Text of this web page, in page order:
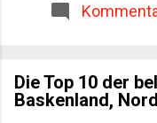
Baskenland Ich
und plötzlich
Rhythmus aus
Die Top 10 der
Baskenland,